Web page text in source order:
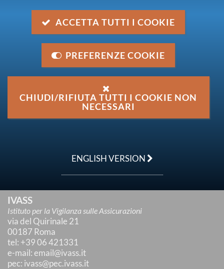
trovati1elementi.
pagina 1 di 1
IVASS
Istituto per la Vigilanza sulle Assicurazioni
via del Quirinale 21
00187 Roma
tel: +39 06 421331
e-mail:email@ivass.it
pec: ivass@pec.ivass.it
ACCETTA TUTTI I COOKIE
PREFERENZE COOKIE
CHIUDI/RIFIUTA TUTTI I COOKIE NON
NECESSARI
ENGLISH VERSION